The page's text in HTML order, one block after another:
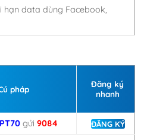
hạn data dùng Facebook,
pháp
Đăng ký
nhanh
gửi 9084 ĐĂNG KÝ